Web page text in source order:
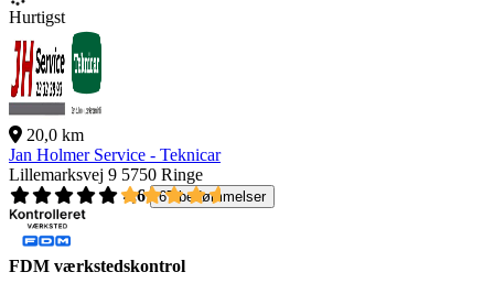
Hurtigst
20,0 km
Jan Holmer Service - Teknicar
Lillemarksvej 9 5750 Ringe
4,6
67 bedømmelser
FDM værkstedskontrol